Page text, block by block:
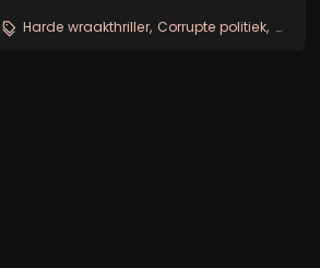
de regering en staat er nu alleen voor.
Maar hij vindt...
Harde wraakthriller Corrupte politiek